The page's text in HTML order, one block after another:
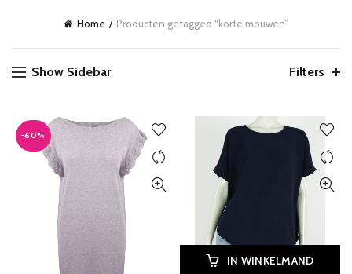
Home Producten getagged “korte mouwen”
Show Sidebar Filters
-60%
IN WINKELMAND